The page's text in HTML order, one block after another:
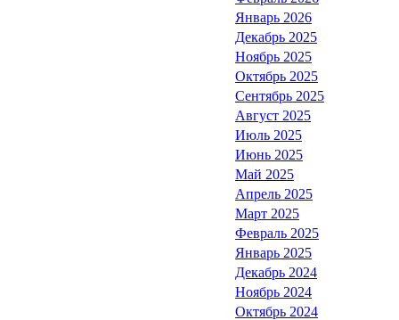
Январь 2026
Декабрь 2025
Ноябрь 2025
Октябрь 2025
Сентябрь 2025
Август 2025
Июль 2025
Июнь 2025
Май 2025
Апрель 2025
Март 2025
Февраль 2025
Январь 2025
Декабрь 2024
Ноябрь 2024
Октябрь 2024